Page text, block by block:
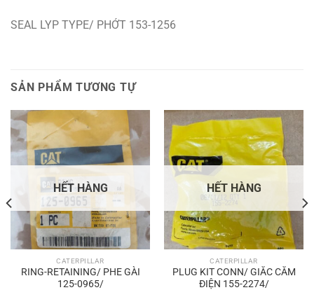
SEAL LYP TYPE/ PHỚT 153-1256
SẢN PHẨM TƯƠNG TỰ
HẾT HÀNG
CATERPILLAR
RING-RETAINING/ PHE GÀI
125-0965/
HẾT HÀNG
CATERPILLAR
PLUG KIT CONN/ GIẮC CẮM
ĐIỆN 155-2274/